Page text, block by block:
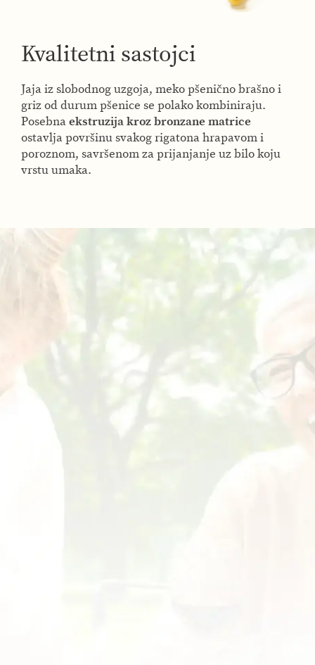
Kvalitetni sastojci
Jaja iz slobodnog uzgoja, meko pšenično brašno i
griz od durum pšenice se polako kombiniraju.
Posebnaekstruzija kroz bronzane matrice
ostavlja površinu svakog rigatona hrapavom i
poroznom, savršenom za prijanjanje uz bilo koju
vrstu umaka.